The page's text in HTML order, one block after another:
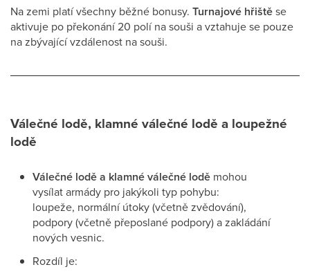
Na zemi platí všechny běžné bonusy. Turnajové hřištěse
aktivuje po překonání 20 polí na souši a vztahuje se pouze
na zbývající vzdálenost na souši.
Válečné lodě, klamné válečné lodě a loupežné
lodě
Válečné lodě a klamné válečné lodě mohou
vysílat armády pro jakýkoli typ pohybu:
loupeže, normální útoky (včetně zvědování),
podpory (včetně přeposlané podpory) a zakládání
nových vesnic.
Rozdíl je: